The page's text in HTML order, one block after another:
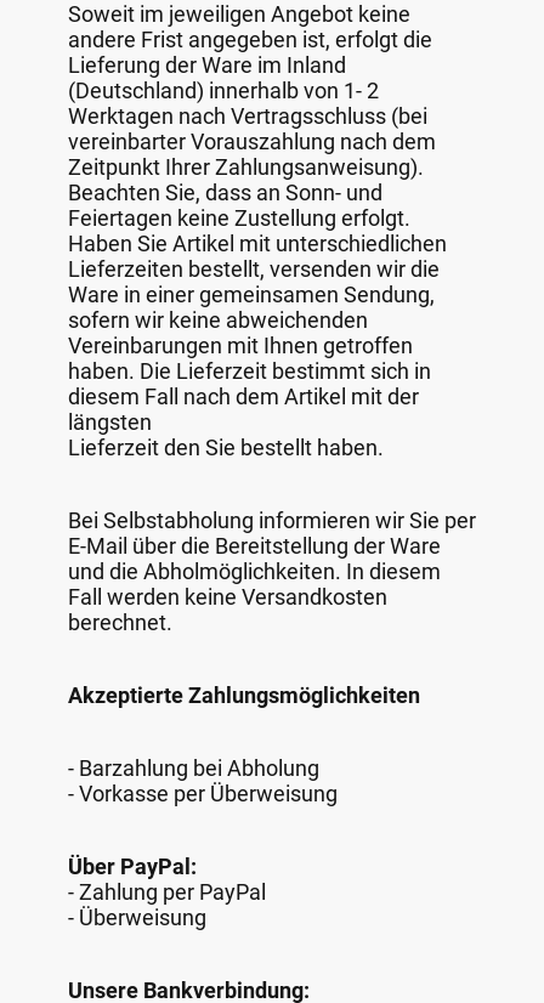
Soweit im jeweiligen Angebot keine
andere Frist angegeben ist, erfolgt die
Lieferung der Ware im Inland
(Deutschland) innerhalb von 1- 2
Werktagen nach Vertragsschluss (bei
vereinbarter Vorauszahlung nach dem
Zeitpunkt Ihrer Zahlungsanweisung).
Beachten Sie, dass an Sonn- und
Feiertagen keine Zustellung erfolgt.
Haben Sie Artikel mit unterschiedlichen
Lieferzeiten bestellt, versenden wir die
Ware in einer gemeinsamen Sendung,
sofern wir keine abweichenden
Vereinbarungen mit Ihnen getroffen
haben. Die Lieferzeit bestimmt sich in
diesem Fall nach dem Artikel mit der
längsten
Lieferzeit den Sie bestellt haben.
Bei Selbstabholung informieren wir Sie per
E-Mail über die Bereitstellung der Ware
und die Abholmöglichkeiten. In diesem
Fall werden keine Versandkosten
berechnet.
Akzeptierte Zahlungsmöglichkeiten
- Barzahlung bei Abholung
- Vorkasse per Überweisung
Über PayPal:
- Zahlung per PayPal
- Überweisung
Unsere Bankverbindung: